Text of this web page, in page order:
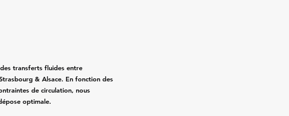
transferts fluides entre
& Alsace. En fonction des
de circulation, nous
optimale.